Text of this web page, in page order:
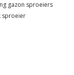
gazon sproeiers
sproeier